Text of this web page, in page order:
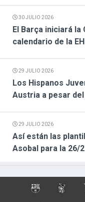
30 JULIO 2026
El Barça iniciará la
calendario de la
29 JULIO 2026
Los Hispanos
Austria a pesar
29 JULIO 2026
Así están las
Asobal para la 26/